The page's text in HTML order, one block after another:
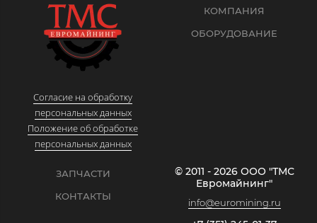
Согласие на обработку
персональных данных
Положение об обработке
персональных данных
КОМПАНИЯ
ОБОРУДОВАНИЕ
ЗАПЧАСТИ
КОНТАКТЫ
© 2011 - 2026 ООО "ТМС
Евромайнинг"
info@euromining.ru